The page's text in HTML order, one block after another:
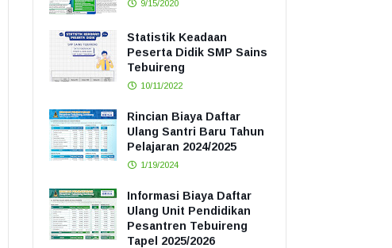
9/15/2020
Statistik Keadaan
Peserta Didik SMP Sains
Tebuireng
10/11/2022
Rincian Biaya Daftar
Ulang Santri Baru Tahun
Pelajaran 2024/2025
1/19/2024
Informasi Biaya Daftar
Ulang Unit Pendidikan
Pesantren Tebuireng
Tapel 2025/2026